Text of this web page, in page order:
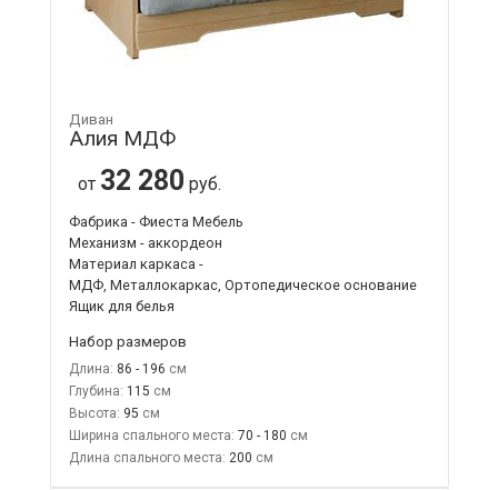
Диван
Алия МДФ
от 32 280 руб.
Фабрика - Фиеста Мебель
Механизм - аккордеон
Материал каркаса -
МДФ, Металлокаркас, Ортопедическое основание
Ящик для белья
Набор размеров
Длина: 86 - 196
Глубина: 115
Высота: 95
Ширина спального места: 70 - 180
Длина спального места: 200